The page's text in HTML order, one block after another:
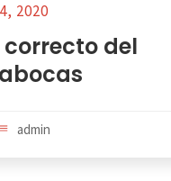
2020
correcto del
admin